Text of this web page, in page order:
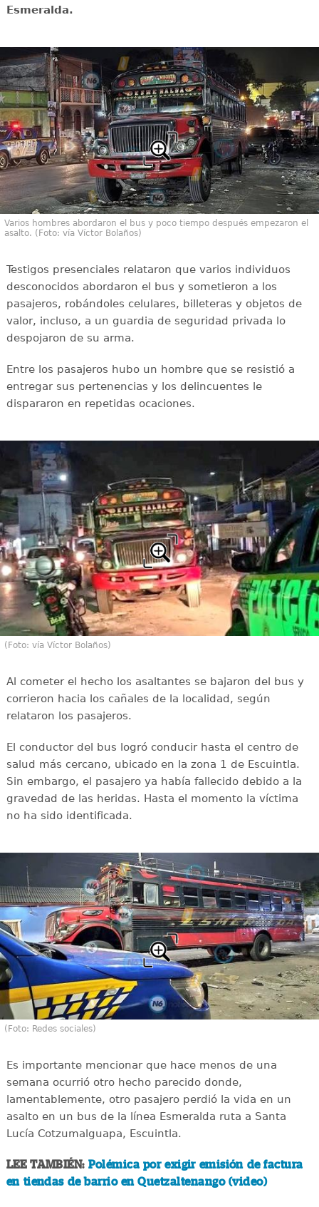
Esmeralda.
Varios hombres abordaron el bus y poco tiempo después empezaron el
asalto. (Foto: vía Víctor Bolaños)
Testigos presenciales relataron que varios individuos
desconocidos abordaron el bus y sometieron a los
pasajeros, robándoles celulares, billeteras y objetos de
valor, incluso, a un guardia de seguridad privada lo
despojaron de su arma.
Entre los pasajeros hubo un hombre que se resistió a
entregar sus pertenencias y los delincuentes le
dispararon en repetidas ocaciones.
(Foto: vía Víctor Bolaños)
Al cometer el hecho los asaltantes se bajaron del bus y
corrieron hacia los cañales de la localidad, según
relataron los pasajeros.
El conductor del bus logró conducir hasta el centro de
salud más cercano, ubicado en la zona 1 de Escuintla.
Sin embargo, el pasajero ya había fallecido debido a la
gravedad de las heridas. Hasta el momento la víctima
no ha sido identificada.
(Foto: Redes sociales)
Es importante mencionar que hace menos de una
semana ocurrió otro hecho parecido donde,
lamentablemente, otro pasajero perdió la vida en un
asalto en un bus de la línea Esmeralda ruta a Santa
Lucía Cotzumalguapa, Escuintla.
LEE TAMBIÉN: Polémica por exigir emisión de factura
en tiendas de barrio en Quetzaltenango (video)